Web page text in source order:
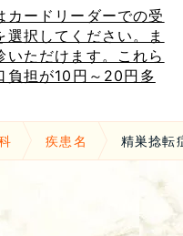
ードリーダーでの受
択してください。ま
ただけます。これら
負担が10円～20円多
疾患名 精巣捻転